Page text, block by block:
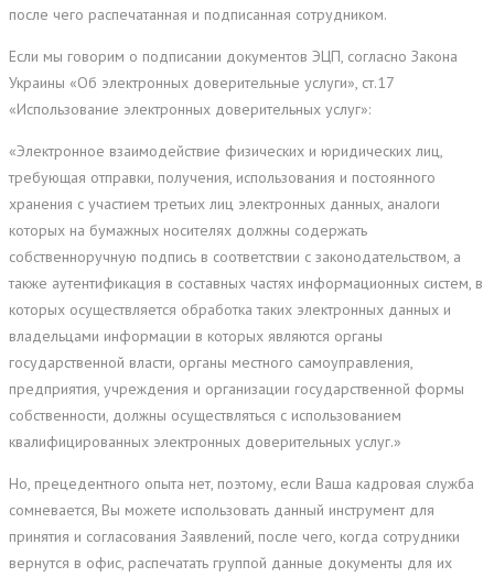
после чего распечатанная и подписанная сотрудником.
Если мы говорим о подписании документов ЭЦП, согласно Закона
Украины «Об электронных доверительные услуги», ст.17
«Использование электронных доверительных услуг»:
«Электронное взаимодействие физических и юридических лиц,
требующая отправки, получения, использования и постоянного
хранения с участием третьих лиц электронных данных, аналоги
которых на бумажных носителях должны содержать
собственноручную подпись в соответствии с законодательством, а
также аутентификация в составных частях информационных систем, в
которых осуществляется обработка таких электронных данных и
владельцами информации в которых являются органы
государственной власти, органы местного самоуправления,
предприятия, учреждения и организации государственной формы
собственности, должны осуществляться с использованием
квалифицированных электронных доверительных услуг.»
Но, прецедентного опыта нет, поэтому, если Ваша кадровая служба
сомневается, Вы можете использовать данный инструмент для
принятия и согласования Заявлений, после чего, когда сотрудники
вернутся в офис, распечатать группой данные документы для их